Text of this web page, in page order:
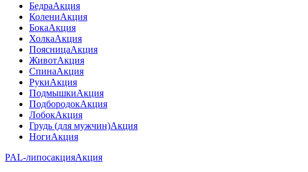
БедраАкция
КолениАкция
БокаАкция
ХолкаАкция
ПоясницаАкция
ЖивотАкция
СпинаАкция
РукиАкция
ПодмышкиАкция
ПодбородокАкция
ЛобокАкция
Грудь (для мужчин)Акция
НогиАкция
PAL-липосакцияАкция